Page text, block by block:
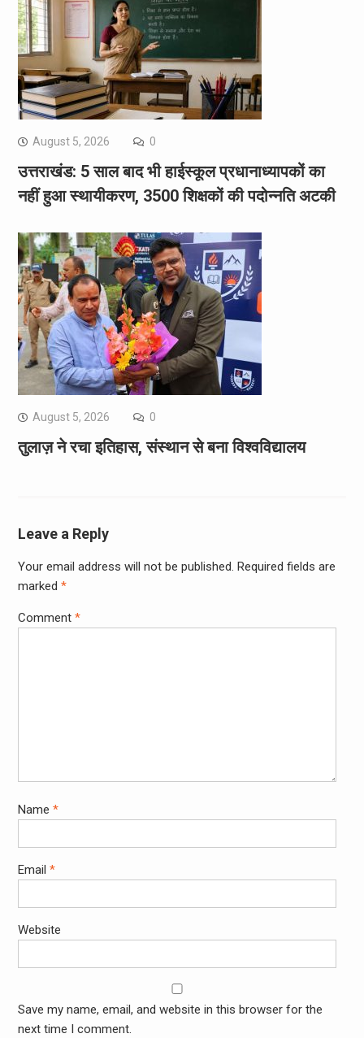
August 5, 2026 0
उत्तराखंड: 5 साल बाद भी हाईस्कूल प्रधानाध्यापकों का
नहीं हुआ स्थायीकरण, 3500 शिक्षकों की पदोन्नति अटकी
August 5, 2026 0
तुलाज़ ने रचा इतिहास, संस्थान से बना विश्वविद्यालय
Leave a Reply
Your email address will not be published. Required fields are
marked *
Comment *
Name *
Email *
Website
Save my name, email, and website in this browser for the
next time I comment.